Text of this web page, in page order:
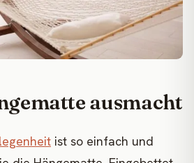
ausmacht
ist so einfach und